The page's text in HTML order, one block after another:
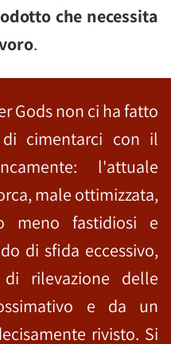
che necessita
.
Gods non ci ha fatto
cimentarci con il
l'attuale
male ottimizzata,
fastidiosi e
di sfida eccessivo,
rilevazione delle
e da un
rivisto. Si